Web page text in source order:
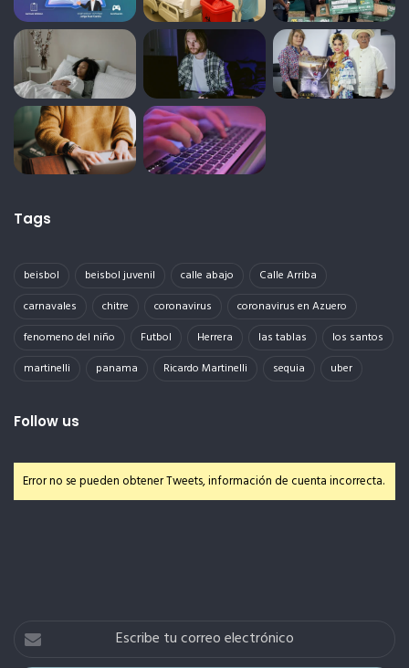
Tags
beisbol beisbol juvenil calle abajo
Calle Arriba
carnavales
chitre coronavirus
coronavirus en Azuero
fenomeno del niño
Futbol Herrera las tablas
los santos
martinelli
panama Ricardo Martinelli sequia uber
Follow us
Error no se pueden obtener Tweets, información de cuenta incorrecta.
Escribe